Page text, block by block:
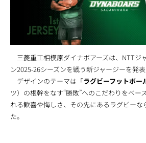
三菱重工相模原ダイナボアーズは、NTTジ
ン2025-26シーズンを戦う新ジャージーを発表
デザインのテーマは「ラグビーフットボー
ツ）の根幹をなす“勝敗”へのこだわりをベー
れる歓喜や悔しさ、その先にあるラグビー
た。